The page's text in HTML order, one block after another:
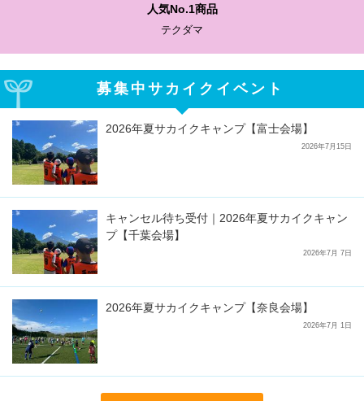
人気No.1商品
テクダマ
募集中サカイクイベント
2026年夏サカイクキャンプ【富士会場】
2026年7月15日
キャンセル待ち受付｜2026年夏サカイクキャン
プ【千葉会場】
2026年7月 7日
2026年夏サカイクキャンプ【奈良会場】
2026年7月 1日